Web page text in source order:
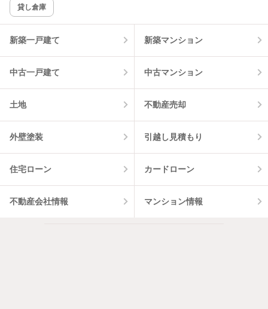
該当件数:
7
貸し倉庫
新築一戸建て 新築マンション
中古一戸建て 中古マンション
土地 不動産売却
外壁塗装 引越し見積もり
住宅ローン カードローン
不動産会社情報 マンション情報